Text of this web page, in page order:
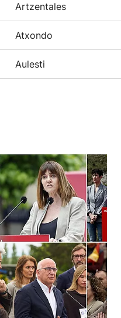
Artzentales
Atxondo
Aulesti